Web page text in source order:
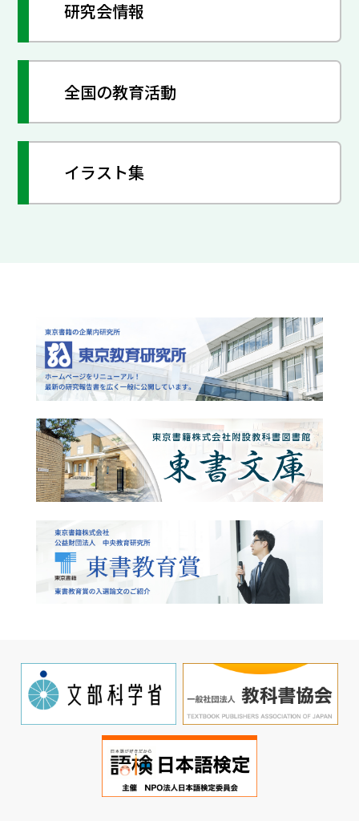
研究会情報
全国の教育活動
イラスト集